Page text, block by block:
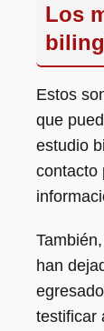
Los
Estos
que
estudio
contacto
han
testificar